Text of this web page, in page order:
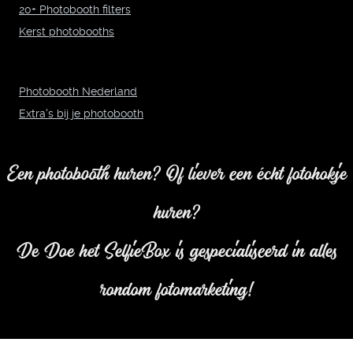
20+ Photobooth filters
Kerst photobooths
Photobooth Nederland
Extra's bij je photobooth
Een photobooth huren? Of liever een écht fotohokje
huren?
De Doe het SelfieBox is gespecialiseerd in alles
rondom fotomarketing!